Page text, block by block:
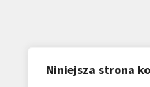
Niniejsza strona